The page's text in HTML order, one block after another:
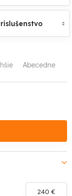
Abecedne
240 €